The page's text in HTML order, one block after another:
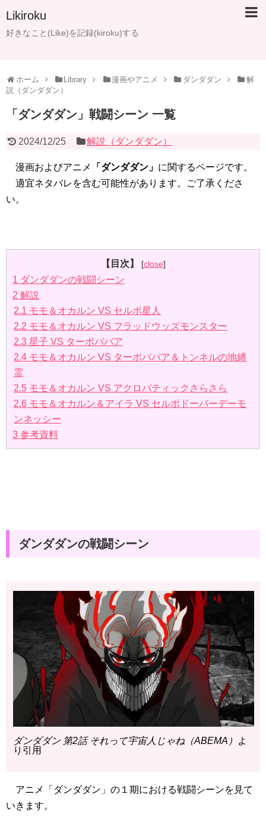
Likiroku
好きなこと(Like)を記録(kiroku)する
ホーム Library 漫画やアニメ ダンダダン
解
説（ダンダダン）
「ダンダダン」戦闘シーン 一覧
2024/12/25 解説（ダンダダン）
漫画およびアニメ 「ダンダダン」 に関するページです。
適宜ネタバレを含む可能性があります。ご了承くださ
い。
【目次】 [close]
1 ダンダダンの戦闘シーン
2 解説
2.1 モモ＆オカルン VS セルポ星人
2.2 モモ＆オカルン VS フラッドウッズモンスター
2.3 星子 VS ターボババア
2.4 モモ＆オカルン VS ターボババア＆トンネルの地縛
霊
2.5 モモ＆オカルン VS アクロバティックさらさら
2.6 モモ＆オカルン＆アイラ VS セルポドーバーデーモ
ンネッシー
3 参考資料
ダンダダンの戦闘シーン
ダンダダン 第2話 それって宇宙人じゃね（ABEMA）
よ
り引用
アニメ「ダンダダン」の１期における戦闘シーンを見て
いきます。